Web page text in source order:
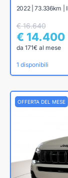
2022 | 73.336km |
€ 16.640
€ 14.400
da 171€ al mese
1 disponibili
OFFERTA DEL MESE